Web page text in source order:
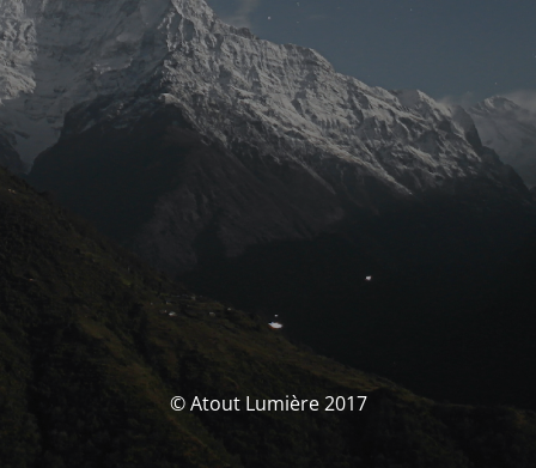
© Atout Lumière 2017